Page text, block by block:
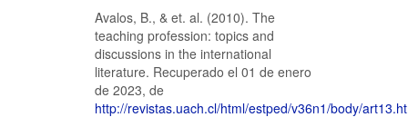
Avalos, B., & et. al. (2010). The
teaching profession: topics and
discussions in the international
literature. Recuperado el 01 de enero
de 2023, de
http://revistas.uach.cl/html/estped/v36n1/body/